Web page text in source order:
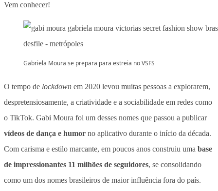
Vem conhecer!
Gabriela Moura se prepara para estreia no VSFS
O tempo de lockdown em 2020 levou muitas pessoas a explorarem,
despretensiosamente, a criatividade e a sociabilidade em redes como
o TikTok. Gabi Moura foi um desses nomes que passou a publicar
vídeos de dança e humor no aplicativo durante o início da década.
Com carisma e estilo marcante, em poucos anos construiu uma base
de impressionantes 11 milhões de seguidores, se consolidando
como um dos nomes brasileiros de maior influência fora do país.